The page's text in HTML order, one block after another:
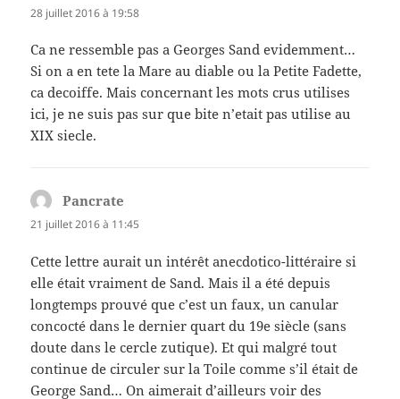
28 juillet 2016 à 19:58
Ca ne ressemble pas a Georges Sand evidemment…
Si on a en tete la Mare au diable ou la Petite Fadette,
ca decoiffe. Mais concernant les mots crus utilises
ici, je ne suis pas sur que bite n’etait pas utilise au
XIX siecle.
Pancrate
21 juillet 2016 à 11:45
Cette lettre aurait un intérêt anecdotico-littéraire si
elle était vraiment de Sand. Mais il a été depuis
longtemps prouvé que c’est un faux, un canular
concocté dans le dernier quart du 19e siècle (sans
doute dans le cercle zutique). Et qui malgré tout
continue de circuler sur la Toile comme s’il était de
George Sand… On aimerait d’ailleurs voir des